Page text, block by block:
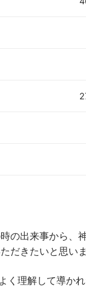
の出来事から、
だきたいと思いま
く理解して導か